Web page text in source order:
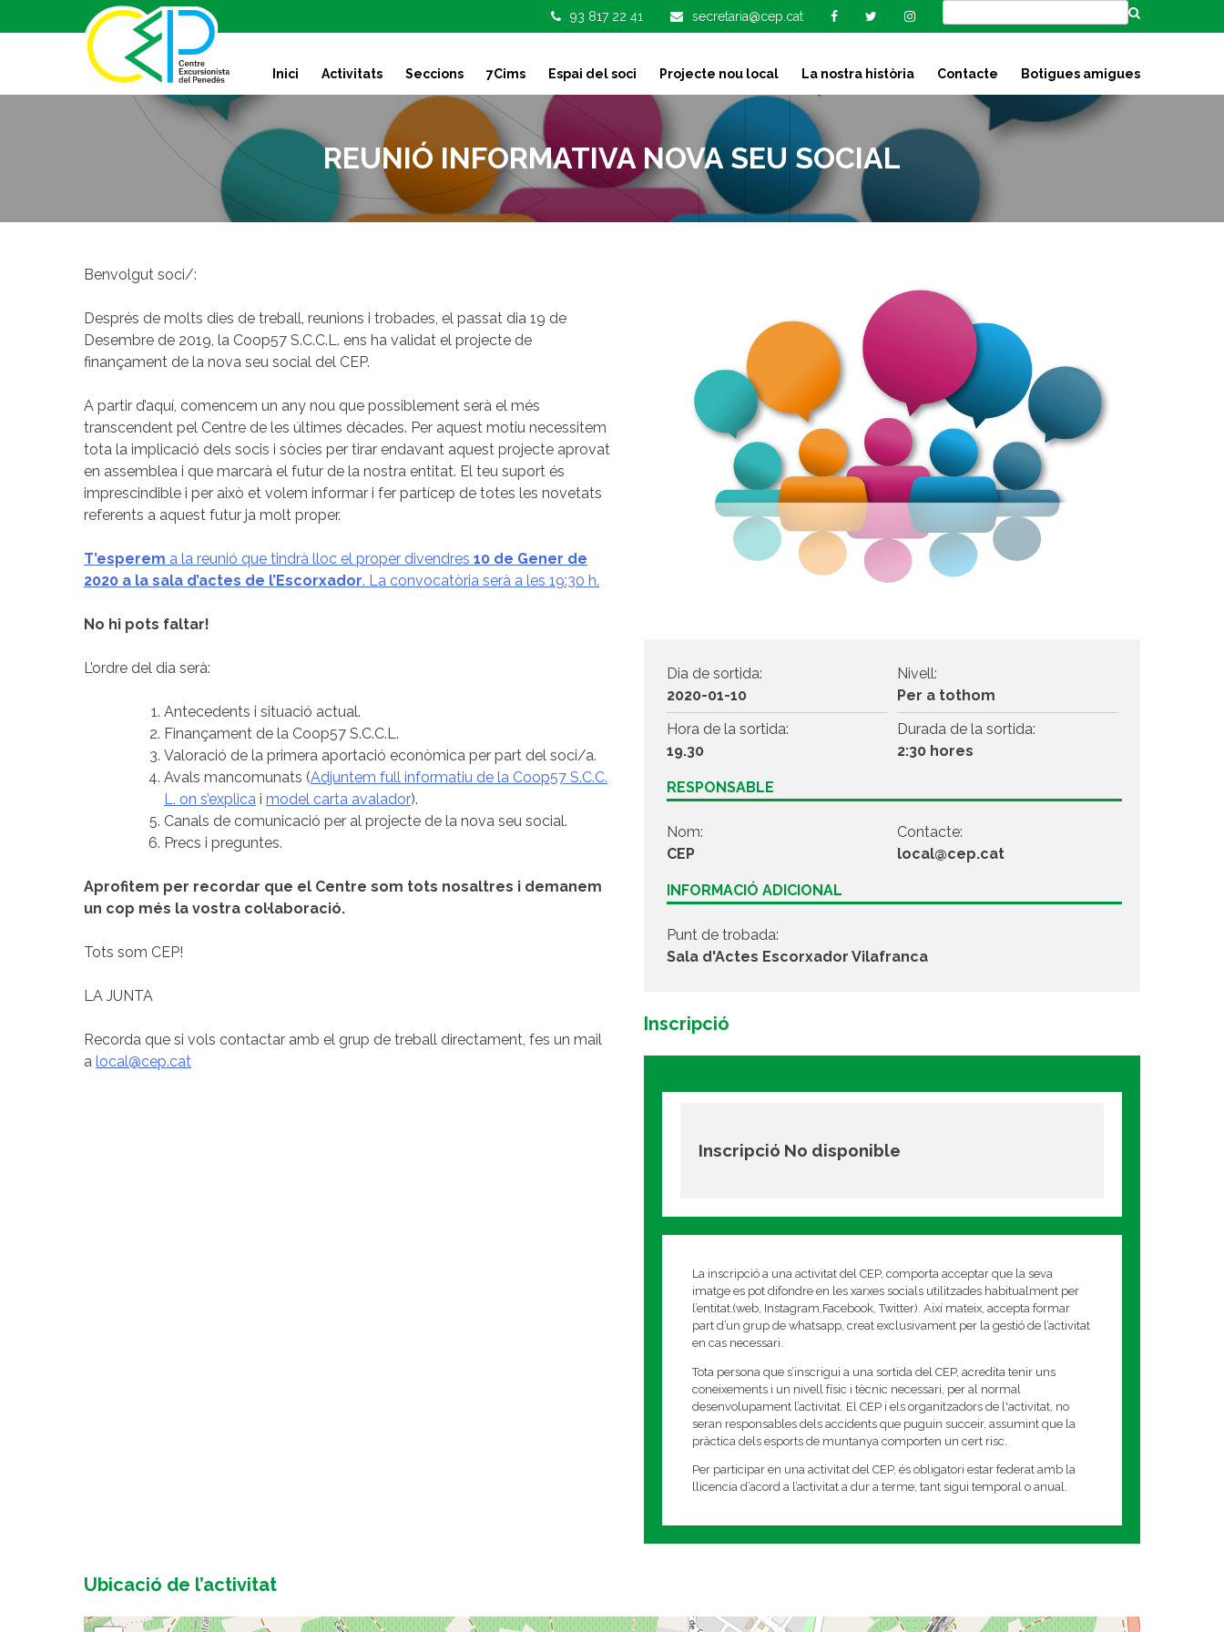
k
t
93 817 22 41 secretaria@cep.cat
Inici Activitats Seccions 7Cims Espai del soci Projecte nou local La nostra història Contacte Botigues amigues
REUNIÓ INFORMATIVA NOVA SEU SOCIAL
Benvolgut soci/:
Després de molts dies de treball, reunions i trobades, el passat dia 19 de
Desembre de 2019, la Coop57 S.C.C.L. ens ha validat el projecte de
finançament de la nova seu social del CEP.
A partir d’aquí, comencem un any nou que possiblement serà el més
transcendent pel Centre de les últimes dècades. Per aquest motiu necessitem
tota la implicació dels socis i sòcies per tirar endavant aquest projecte aprovat
en assemblea i que marcarà el futur de la nostra entitat. El teu suport és
imprescindible i per això et volem informar i fer partícep de totes les novetats
referents a aquest futur ja molt proper.
T’esperem a la reunió que tindrà lloc el proper divendres 10 de Gener de
2020 a la sala d’actes de l’Escorxador. La convocatòria serà a les 19:30 h.
No hi pots faltar!
L’ordre del dia serà:
Antecedents i situació actual.
Finançament de la Coop57 S.C.C.L.
Valoració de la primera aportació econòmica per part del soci/a.
Avals mancomunats (Adjuntem full informatiu de la Coop57 S.C.C.
L. on s’explica i model carta avalador).
Canals de comunicació per al projecte de la nova seu social.
Precs i preguntes.
Aprofitem per recordar que el Centre som tots nosaltres i demanem
un cop més la vostra col·laboració.
Tots som CEP!
LA JUNTA
Recorda que si vols contactar amb el grup de treball directament, fes un mail
a local@cep.cat
Dia de sortida:
2020-01-10
Nivell:
Per a tothom
Hora de la sortida:
19.30
Durada de la sortida:
2:30 hores
RESPONSABLE
Nom:
CEP
Contacte:
local@cep.cat
INFORMACIÓ ADICIONAL
Punt de trobada:
Sala d'Actes Escorxador Vilafranca
Inscripció
Inscripció No disponible
La inscripció a una activitat del CEP, comporta acceptar que la seva
imatge es pot difondre en les xarxes socials utilitzades habitualment per
l’entitat.(web, Instagram,Facebook, Twitter). Així mateix, accepta formar
part d’un grup de whatsapp, creat exclusivament per la gestió de l’activitat
en cas necessari.
Tota persona que s’inscrigui a una sortida del CEP, acredita tenir uns
coneixements i un nivell físic i tècnic necessari, per al normal
desenvolupament l’activitat. El CEP i els organitzadors de l'activitat, no
seran responsables dels accidents que puguin succeir, assumint que la
pràctica dels esports de muntanya comporten un cert risc.
Per participar en una activitat del CEP, és obligatori estar federat amb la
llicencia d’acord a l’activitat a dur a terme, tant sigui temporal o anual.
Ubicació de l’activitat